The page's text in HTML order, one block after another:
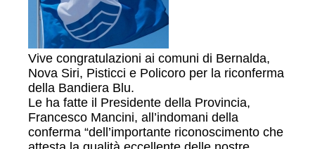
Vive congratulazioni ai comuni di Bernalda,
Nova Siri, Pisticci e Policoro per la riconferma
della Bandiera Blu.
Le ha fatte il Presidente della Provincia,
Francesco Mancini, all’indomani della
conferma “dell’importante riconoscimento che